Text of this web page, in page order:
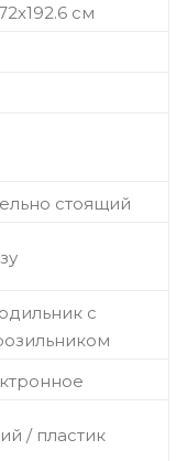
см
стоящий
с
/ пластик